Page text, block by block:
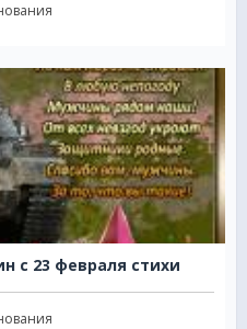
с 23 февраля стихи